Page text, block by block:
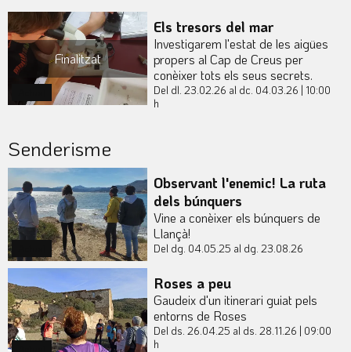
Finalitzat
Els tresors del mar
Investigarem l'estat de les aigües
propers al Cap de Creus per
conèixer tots els seus secrets.
Del dl. 23.02.26 al dc. 04.03.26 | 10:00
h
Senderisme
Observant l'enemic! La ruta
dels búnquers
Vine a conèixer els búnquers de
Llançà!
Del dg. 04.05.25 al dg. 23.08.26
Roses a peu
Gaudeix d'un itinerari guiat pels
entorns de Roses
Del ds. 26.04.25 al ds. 28.11.26 | 09:00
h